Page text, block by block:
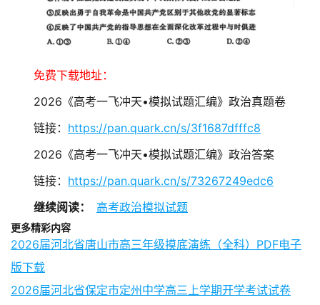
免费下载地址：
2026《高考一飞冲天•模拟试题汇编》政治真题卷
链接： https://pan.quark.cn/s/3f1687dfffc8
2026《高考一飞冲天•模拟试题汇编》政治答案
链接： https://pan.quark.cn/s/73267249edc6
继续阅读：
高考政治模拟试题
更多精彩内容
2026届河北省唐山市高三年级摸底演练（全科）PDF电子
版下载
2026届河北省保定市定州中学高三上学期开学考试试卷